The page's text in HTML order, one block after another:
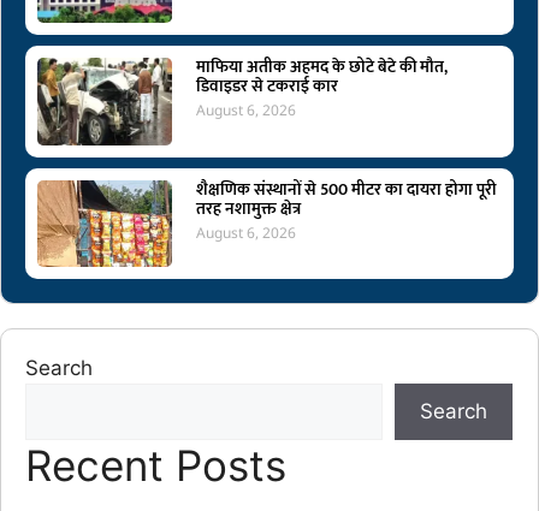
माफिया अतीक अहमद के छोटे बेटे की मौत,
डिवाइडर से टकराई कार
August 6, 2026
शैक्षणिक संस्थानों से 500 मीटर का दायरा होगा पूरी
तरह नशामुक्त क्षेत्र
August 6, 2026
Search
Search
Recent Posts